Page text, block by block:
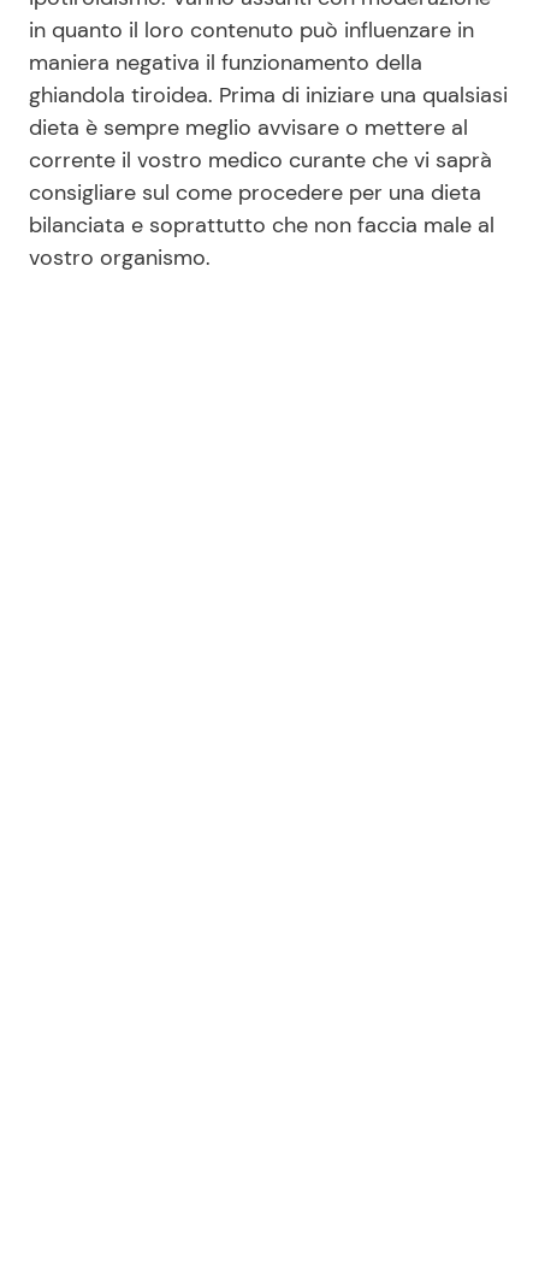
in quanto il loro contenuto può influenzare in
maniera negativa il funzionamento della
ghiandola tiroidea. Prima di iniziare una qualsiasi
dieta è sempre meglio avvisare o mettere al
corrente il vostro medico curante che vi saprà
consigliare sul come procedere per una dieta
bilanciata e soprattutto che non faccia male al
vostro organismo.